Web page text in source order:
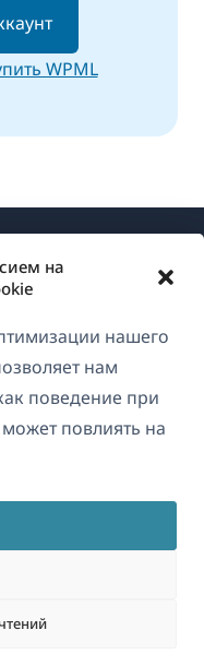
на
нашего
нам
поведение при
повлиять на
WPML
команде
в
окне)